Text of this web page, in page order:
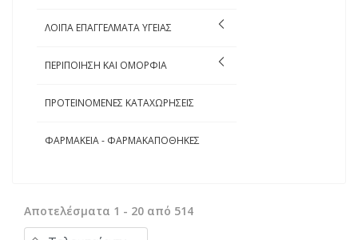
ΛΟΙΠΑ ΕΠΑΓΓΕΛΜΑΤΑ ΥΓΕΙΑΣ
ΠΕΡΙΠΟΙΗΣΗ ΚΑΙ ΟΜΟΡΦΙΑ
ΠΡΟΤΕΙΝΟΜΕΝΕΣ ΚΑΤΑΧΩΡΗΣΕΙΣ
ΦΑΡΜΑΚΕΙΑ - ΦΑΡΜΑΚΑΠΟΘΗΚΕΣ
Αποτελέσματα 1 - 20 από 514